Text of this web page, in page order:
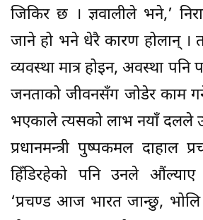
जिकिर छ । ज्ञवालीले भने,’
जाने हो भने धेरै कारण होलान् ।
व्यवस्था मात्र होइन, अवस्था पनि
जनताको जीवनसँग जोडेर काम
भएकाले त्यसको लाभ नयाँ दलले
प्रधानमन्त्री पुष्पकमल दाहाल
हिँडिरहेको पनि उनले औंल्याए
‘प्रचण्ड आज भारत जान्छु,